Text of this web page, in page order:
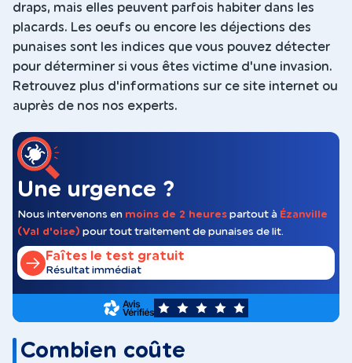
draps, mais elles peuvent parfois habiter dans les
placards. Les oeufs ou encore les déjections des
punaises sont les indices que vous pouvez détecter
pour déterminer si vous êtes victime d'une invasion.
Retrouvez plus d'informations sur ce site internet ou
auprès de nos nos experts.
Une urgence ?
Nous intervenons en moins de 2 heures partout à Ézanville
(Val d'oise) pour tout traitement de punaises de lit.
Faîtes le test gratuit
Résultat immédiat
5
Combien coûte